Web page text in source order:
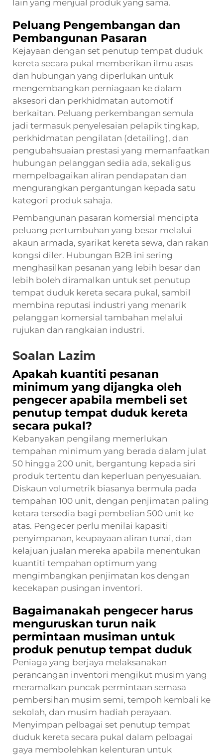
lain yang menjual produk yang sama.
Peluang Pengembangan dan
Pembangunan Pasaran
Kejayaan dengan set penutup tempat duduk
kereta secara pukal memberikan ilmu asas
dan hubungan yang diperlukan untuk
mengembangkan perniagaan ke dalam
aksesori dan perkhidmatan automotif
berkaitan. Peluang perkembangan semula
jadi termasuk penyelesaian pelapik tingkap,
perkhidmatan pengilatan (detailing), dan
pengubahsuaian prestasi yang memanfaatkan
hubungan pelanggan sedia ada, sekaligus
mempelbagaikan aliran pendapatan dan
mengurangkan pergantungan kepada satu
kategori produk sahaja.
Pembangunan pasaran komersial mencipta
peluang pertumbuhan yang besar melalui
akaun armada, syarikat kereta sewa, dan rakan
kongsi diler. Hubungan B2B ini sering
menghasilkan pesanan yang lebih besar dan
lebih boleh diramalkan untuk set penutup
tempat duduk kereta secara pukal, sambil
membina reputasi industri yang menarik
pelanggan komersial tambahan melalui
rujukan dan rangkaian industri.
Soalan Lazim
Apakah kuantiti pesanan
minimum yang dijangka oleh
pengecer apabila membeli set
penutup tempat duduk kereta
secara pukal?
Kebanyakan pengilang memerlukan
tempahan minimum yang berada dalam julat
50 hingga 200 unit, bergantung kepada siri
produk tertentu dan keperluan penyesuaian.
Diskaun volumetrik biasanya bermula pada
tempahan 100 unit, dengan penjimatan paling
ketara tersedia bagi pembelian 500 unit ke
atas. Pengecer perlu menilai kapasiti
penyimpanan, keupayaan aliran tunai, dan
kelajuan jualan mereka apabila menentukan
kuantiti tempahan optimum yang
mengimbangkan penjimatan kos dengan
kecekapan pusingan inventori.
Bagaimanakah pengecer harus
menguruskan turun naik
permintaan musiman untuk
produk penutup tempat duduk
Peniaga yang berjaya melaksanakan
perancangan inventori mengikut musim yang
meramalkan puncak permintaan semasa
pembersihan musim semi, tempoh kembali ke
sekolah, dan musim hadiah perayaan.
Menyimpan pelbagai set penutup tempat
duduk kereta secara pukal dalam pelbagai
gaya membolehkan kelenturan untuk